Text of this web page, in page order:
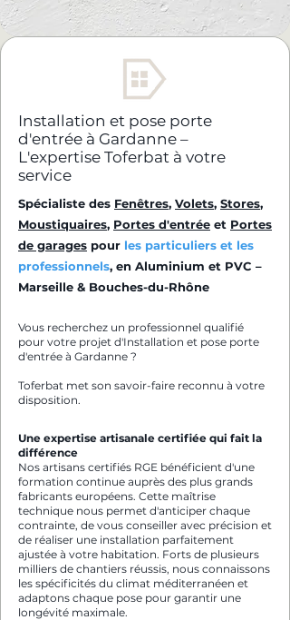
Installation et pose porte
d'entrée à Gardanne –
L'expertise Toferbat à votre
service
Spécialiste des Fenêtres, Volets, Stores,
Moustiquaires, Portes d'entrée et Portes
de garages pour les particuliers et les
professionnels, en Aluminium et PVC –
Marseille & Bouches-du-Rhône
Vous recherchez un professionnel qualifié
pour votre projet d'Installation et pose porte
d'entrée à Gardanne ?
Toferbat met son savoir-faire reconnu à votre
disposition.
Une expertise artisanale certifiée qui fait la
différence
Nos artisans certifiés RGE bénéficient d'une
formation continue auprès des plus grands
fabricants européens. Cette maîtrise
technique nous permet d'anticiper chaque
contrainte, de vous conseiller avec précision et
de réaliser une installation parfaitement
ajustée à votre habitation. Forts de plusieurs
milliers de chantiers réussis, nous connaissons
les spécificités du climat méditerranéen et
adaptons chaque pose pour garantir une
longévité maximale.